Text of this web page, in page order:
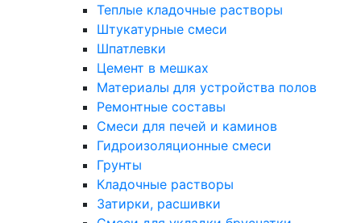
Теплые кладочные растворы
Штукатурные смеси
Шпатлевки
Цемент в мешках
Материалы для устройства полов
Ремонтные составы
Смеси для печей и каминов
Гидроизоляционные смеси
Грунты
Кладочные растворы
Затирки, расшивки